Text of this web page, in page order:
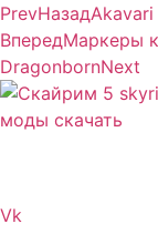
PrevНазадAkavari
ВпередМаркеры
DragonbornNext
Vk